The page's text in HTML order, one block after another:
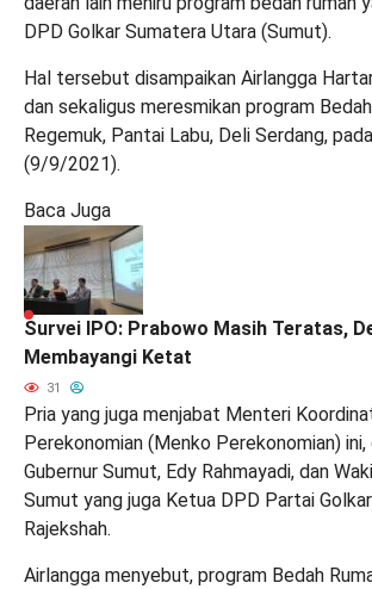
DPD Golkar Sumatera Utara (Sumut).
Hal tersebut disampaikan Airlangga
dan sekaligus meresmikan program
Regemuk, Pantai Labu, Deli Serdang,
(9/9/2021).
Baca Juga
Survei IPO: Prabowo Masih Teratas,
Membayangi Ketat
31
Pria yang juga menjabat Menteri
Perekonomian (Menko Perekonomian)
Gubernur Sumut, Edy Rahmayadi, dan
Sumut yang juga Ketua DPD Partai
Rajekshah.
Airlangga menyebut, program Bedah